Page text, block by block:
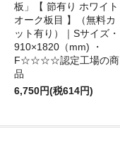
板」【 節有り ホワイト
オーク板目 】（無料カ
ット有り）｜Sサイズ・
910×1820（mm) ・
F☆☆☆☆認定工場の商
品
6,750円(税614円)